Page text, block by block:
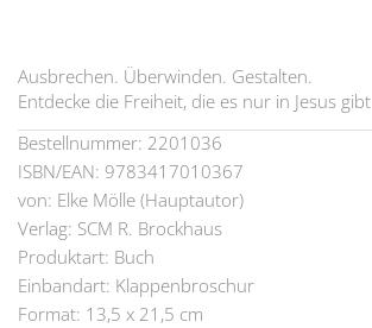
Ausbrechen. Überwinden. Gestalten.
Entdecke die Freiheit, die es nur in Jesus gibt
Bestellnummer: 2201036
ISBN/EAN: 9783417010367
von: Elke Mölle (Hauptautor)
Verlag: SCM R. Brockhaus
Produktart: Buch
Einbandart: Klappenbroschur
Format: 13,5 x 21,5 cm